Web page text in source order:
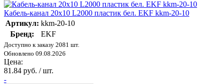
Кабель-канал 20х10 L2000 пластик бел. EKF kkm-20-10
Артикул: kkm-20-10
Бренд:
EKF
Доступно к заказу 2081 шт.
Обновлено 09.08.2026
Цена:
81.84 руб. / шт.
-